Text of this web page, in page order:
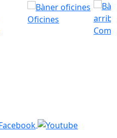
Oficines
Com